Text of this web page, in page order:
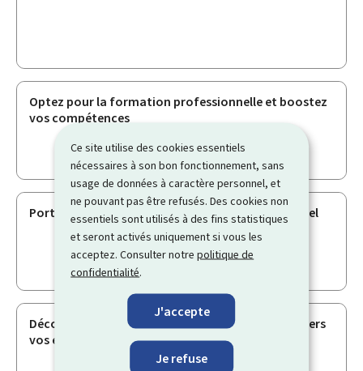
Ce site utilise des cookies essentiels
nécessaires à son bon fonctionnement, sans
usage de données à caractère personnel, et
ne pouvant pas être refusés. Des cookies non
essentiels sont utilisés à des fins statistiques
et seront activés uniquement si vous les
acceptez. Consulter notrepolitique de
confidentialité.
J'accepte
Je refuse
Optez pour la formation professionnelle et boostez
vos compétences
Portez-vous candidat à la délégation du personnel
Découvrez vos obligations et responsabilités envers
vos employés en tant qu’employeur